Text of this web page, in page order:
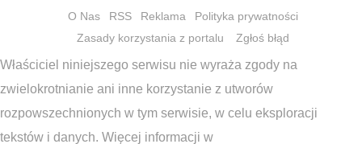
O Nas RSS Reklama
Polityka prywatności
Zasady korzystania z portalu
Zgłoś błąd
Właściciel niniejszego serwisu nie wyraża zgody na
zwielokrotnianie ani inne korzystanie z utworów
rozpowszechnionych w tym serwisie, w celu eksploracji
tekstów i danych. Więcej informacji w